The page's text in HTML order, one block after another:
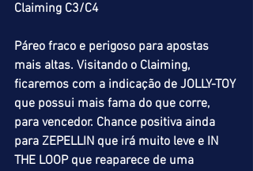
Claiming C3/C4
Páreo fraco e perigoso para apostas
mais altas. Visitando o Claiming,
ficaremos com a indicação de JOLLY-TOY
que possui mais fama do que corre,
para vencedor. Chance positiva ainda
para ZEPELLIN que irá muito leve e IN
THE LOOP que reaparece de uma